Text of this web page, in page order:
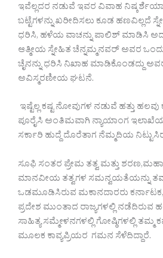
ಇವೆಲ್ಲದರ ನಡುವೆ ಇವರ ವಿವಾಹ
ಬಟ್ಟೆಗಳನ್ನು ಖರೀದಿಸಲು ಕೂಡ ಹಣವಿಲ್ಲದೆ
ಧರಿಸಿ, ಹಳೆಯ ವಾಚನ್ನು ಪಾಲಿಶ್ ಮಾಡಿಸಿ
ಆತ್ಮೀಯ ಸ್ನೇಹಿತ ಚೆನ್ನಮ್ಮನವರ್ ಅವರ
ಚೈನನ್ನು ಧರಿಸಿ ನಿಖಾಹ ಮಾಡಿಕೊಂಡದ್ದು
ಅವಿಸ್ಮರಣೀಯ ಘಟನೆ.
ಇಷ್ಟೆಲ್ಲ ಕಷ್ಟ ನೋವುಗಳ ನಡುವೆ ಹತ್ತು
ಪೂರೈಸಿ ಅಂತಿಮವಾಗಿ ನ್ಯಾಯಾಂಗ
ಸರ್ಕಾರಿ ಹುದ್ದೆ ದೊರೆತಾಗ ನೆಮ್ಮದಿಯ
ಸೂಫಿ ಸಂತರ ಪ್ರೇಮ ತತ್ವ ಮತ್ತು
ಮಾನವೀಯ ತತ್ವಗಳ ಸಮನ್ವಯತೆಯನ್ನು
ಒಡಮೂಡಿಸಿರುವ ಮಕಾನದಾರರು ಕರ್ನಾಟಕ,
ಪ್ರದೇಶ ಮುಂತಾದ ರಾಜ್ಯಗಳಲ್ಲಿ ನಡೆದಿರುವ
ಸಾಹಿತ್ಯ ಸಮ್ಮೇಳನಗಳಲ್ಲಿ ಗೋಷ್ಠಿಗಳಲ್ಲಿ ತಮ್ಮ
ಮೂಲಕ ಕಾವ್ಯಪ್ರಿಯರ ಗಮನ ಸೆಳೆದಿದ್ದಾರೆ.